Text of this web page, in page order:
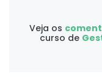
Veja os
curso de